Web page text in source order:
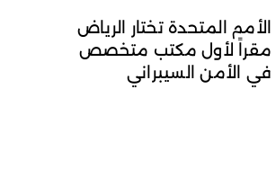
الأمم المتحدة تختار الرياض
مقراً لأول مكتب متخصص
في الأمن السيبراني